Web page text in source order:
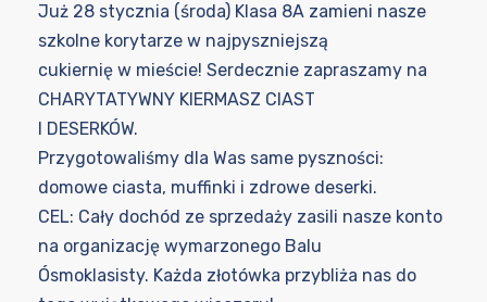
Już 28 stycznia (środa) Klasa 8A zamieni nasze
szkolne korytarze w najpyszniejszą
cukiernię w mieście! Serdecznie zapraszamy na
CHARYTATYWNY KIERMASZ CIAST
I DESERKÓW.
Przygotowaliśmy dla Was same pyszności:
domowe ciasta, muffinki i zdrowe deserki.
CEL: Cały dochód ze sprzedaży zasili nasze konto
na organizację wymarzonego Balu
Ósmoklasisty. Każda złotówka przybliża nas do